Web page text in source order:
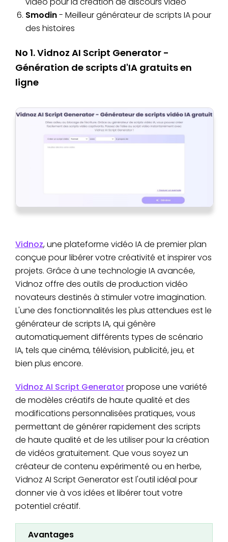
Smodin- Meilleur générateur de scripts IA pour
des histoires
No 1. Vidnoz AI Script Generator -
Génération de scripts d'IA gratuits en
ligne
Vidnoz, une plateforme vidéo IA de premier plan
conçue pour libérer votre créativité et inspirer vos
projets. Grâce à une technologie IA avancée,
Vidnoz offre des outils de production vidéo
novateurs destinés à stimuler votre imagination.
L'une des fonctionnalités les plus attendues est le
générateur de scripts IA, qui génère
automatiquement différents types de scénario
IA, tels que cinéma, télévision, publicité, jeu, et
bien plus encore.
Vidnoz AI Script Generatorpropose une variété
de modèles créatifs de haute qualité et des
modifications personnalisées pratiques, vous
permettant de générer rapidement des scripts
de haute qualité et de les utiliser pour la création
de vidéos gratuitement. Que vous soyez un
créateur de contenu expérimenté ou en herbe,
Vidnoz AI Script Generator est l'outil idéal pour
donner vie à vos idées et libérer tout votre
potentiel créatif.
Avantages